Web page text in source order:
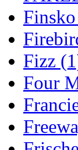
Finsko
Fizz
Four